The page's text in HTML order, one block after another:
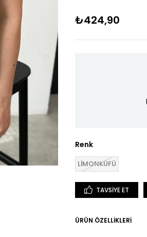
₺424,90
Renk
LİMONKÜFÜ
TAVSIYE ET
ÜRÜN ÖZELLIKLERI